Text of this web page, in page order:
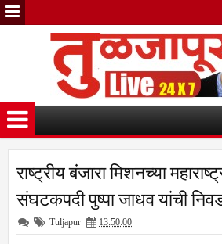
राष्ट्रीय बंजारा मिशनच्या
संघटकपदी पुष्पा जाधव यांची
Tuljapur 13:50:00